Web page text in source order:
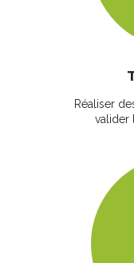
Réaliser
valider